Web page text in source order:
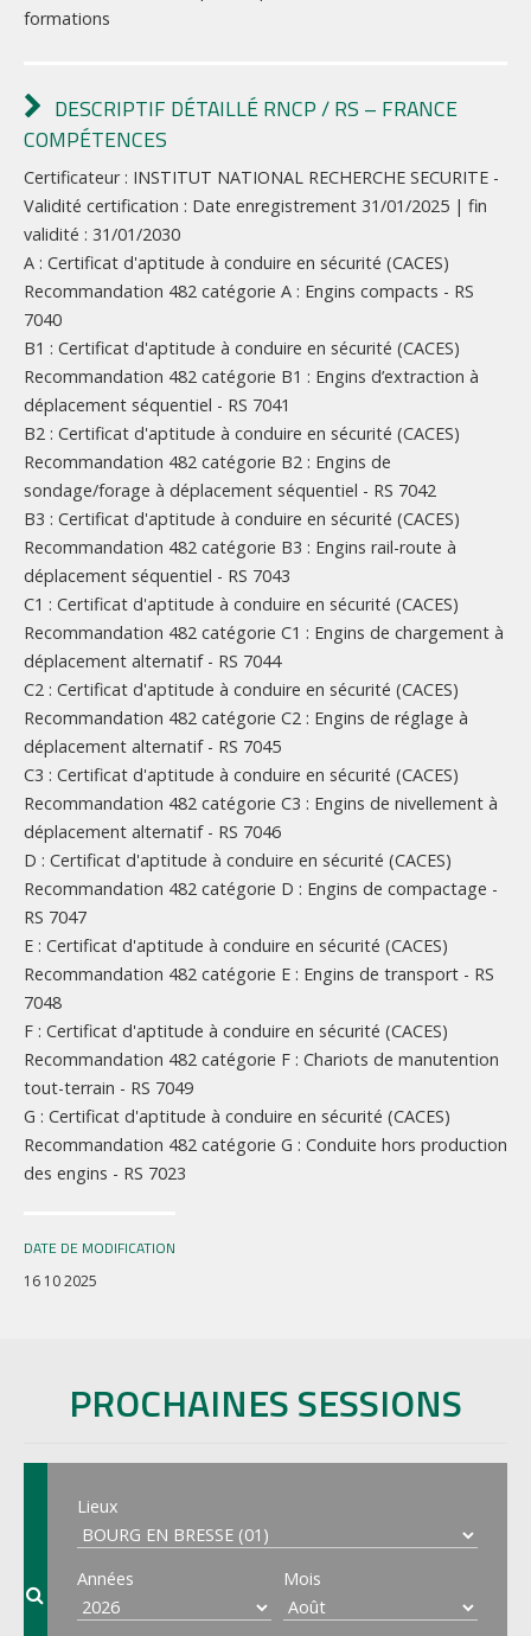
formations
DESCRIPTIF DÉTAILLÉ RNCP / RS – FRANCE
COMPÉTENCES
Certificateur : INSTITUT NATIONAL RECHERCHE SECURITE -
Validité certification : Date enregistrement 31/01/2025 | fin
validité : 31/01/2030
A : Certificat d'aptitude à conduire en sécurité (CACES)
Recommandation 482 catégorie A : Engins compacts - RS
7040
B1 : Certificat d'aptitude à conduire en sécurité (CACES)
Recommandation 482 catégorie B1 : Engins d’extraction à
déplacement séquentiel - RS 7041
B2 : Certificat d'aptitude à conduire en sécurité (CACES)
Recommandation 482 catégorie B2 : Engins de
sondage/forage à déplacement séquentiel - RS 7042
B3 : Certificat d'aptitude à conduire en sécurité (CACES)
Recommandation 482 catégorie B3 : Engins rail-route à
déplacement séquentiel - RS 7043
C1 : Certificat d'aptitude à conduire en sécurité (CACES)
Recommandation 482 catégorie C1 : Engins de chargement à
déplacement alternatif - RS 7044
C2 : Certificat d'aptitude à conduire en sécurité (CACES)
Recommandation 482 catégorie C2 : Engins de réglage à
déplacement alternatif - RS 7045
C3 : Certificat d'aptitude à conduire en sécurité (CACES)
Recommandation 482 catégorie C3 : Engins de nivellement à
déplacement alternatif - RS 7046
D : Certificat d'aptitude à conduire en sécurité (CACES)
Recommandation 482 catégorie D : Engins de compactage -
RS 7047
E : Certificat d'aptitude à conduire en sécurité (CACES)
Recommandation 482 catégorie E : Engins de transport - RS
7048
F : Certificat d'aptitude à conduire en sécurité (CACES)
Recommandation 482 catégorie F : Chariots de manutention
tout-terrain - RS 7049
G : Certificat d'aptitude à conduire en sécurité (CACES)
Recommandation 482 catégorie G : Conduite hors production
des engins - RS 7023
DATE DE MODIFICATION
16 10 2025
PROCHAINES SESSIONS
Lieux
Années Mois